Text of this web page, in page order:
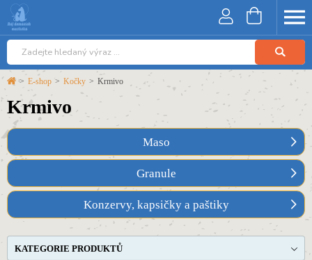
> E-shop > Kočky > Krmivo
Krmivo
Maso
Granule
Konzervy, kapsičky a paštiky
KATEGORIE PRODUKTŮ